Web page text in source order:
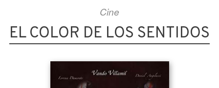
Cine
EL COLOR DE LOS SENTIDOS